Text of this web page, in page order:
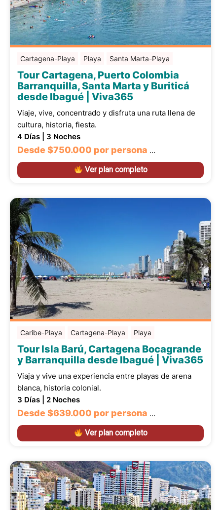
Cartagena-Playa Playa Santa Marta-Playa
Tour Cartagena, Puerto Colombia
Barranquilla, Santa Marta y Buriticá
desde Ibagué | Viva365
Viaje, vive, concentrado y disfruta una ruta llena de
cultura, historia, fiesta.
4 Días | 3 Noches
Desde$750.000 por persona …
Ver plan completo
Caribe-Playa Cartagena-Playa Playa
Tour Isla Barú, Cartagena Bocagrande
y Barranquilla desde Ibagué | Viva365
Viaja y vive una experiencia entre playas de arena
blanca, historia colonial.
3 Días | 2 Noches
Desde$639.000 por persona …
Ver plan completo